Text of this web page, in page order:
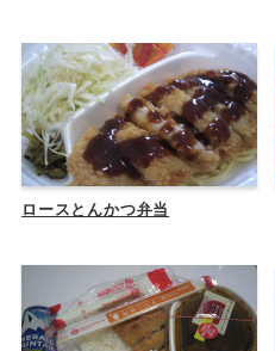
ロースとんかつ弁当